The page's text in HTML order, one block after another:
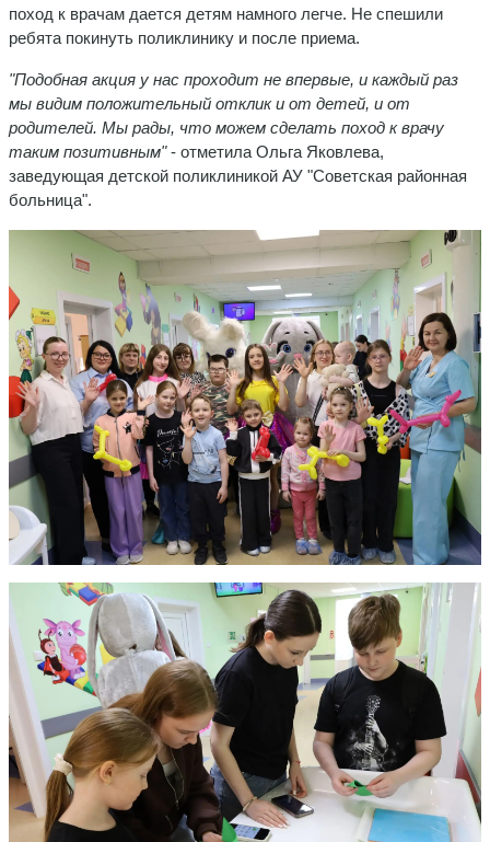
поход к врачам дается детям намного легче. Не спешили
ребята покинуть поликлинику и после приема.
"Подобная акция у нас проходит не впервые, и каждый раз
мы видим положительный отклик и от детей, и от
родителей. Мы рады, что можем сделать поход к врачу
таким позитивным"- отметила Ольга Яковлева,
заведующая детской поликлиникой АУ "Советская районная
больница".